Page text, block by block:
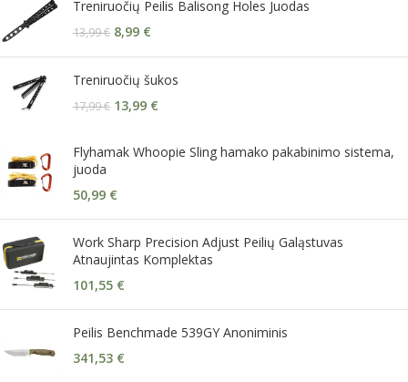
Treniruočių Peilis Balisong Holes Juodas
13,99€ 8,99 €
Treniruočių šukos
17,99€ 13,99 €
Flyhamak Whoopie Sling hamako pakabinimo sistema,
juoda
50,99 €
Work Sharp Precision Adjust Peilių Galąstuvas
Atnaujintas Komplektas
101,55 €
Peilis Benchmade 539GY Anoniminis
341,53 €